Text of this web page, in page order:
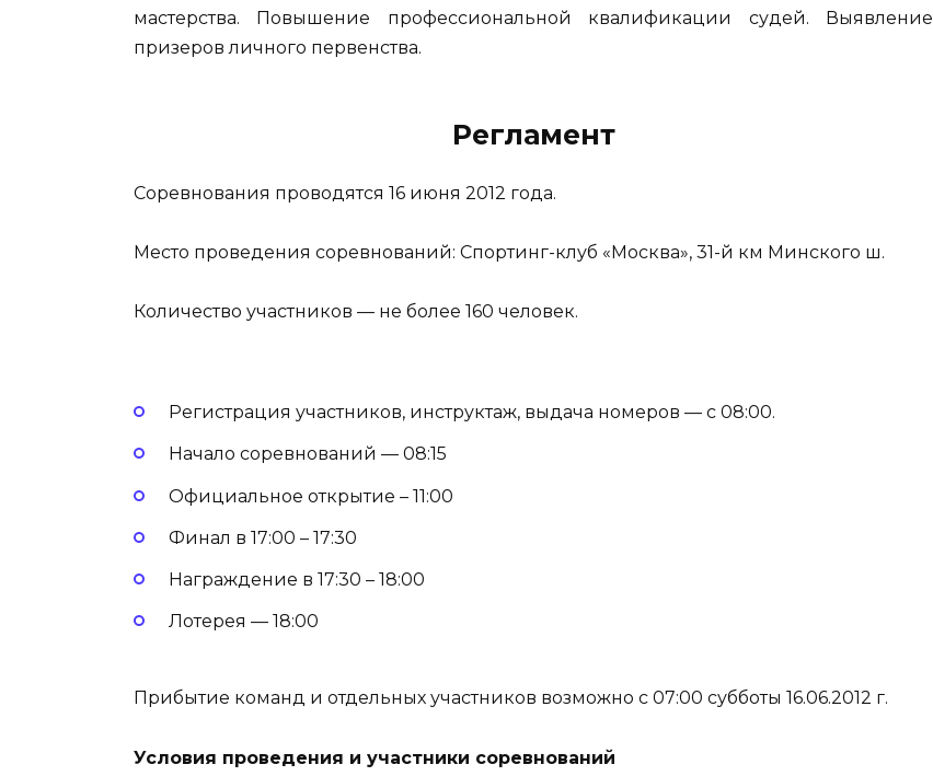
мастерства. Повышение профессиональной квалификации судей. Выявление
призеров личного первенства.
Регламент
Соревнования проводятся 16 июня 2012 года.
Место проведения соревнований: Спортинг-клуб «Москва», 31-й км Минского ш.
Количество участников — не более 160 человек.
Регистрация участников, инструктаж, выдача номеров — c 08:00.
Начало соревнований — 08:15
Официальное открытие – 11:00
Финал в 17:00 – 17:30
Награждение в 17:30 – 18:00
Лотерея — 18:00
Прибытие команд и отдельных участников возможно с 07:00 субботы 16.06.2012 г.
Условия проведения и участники соревнований